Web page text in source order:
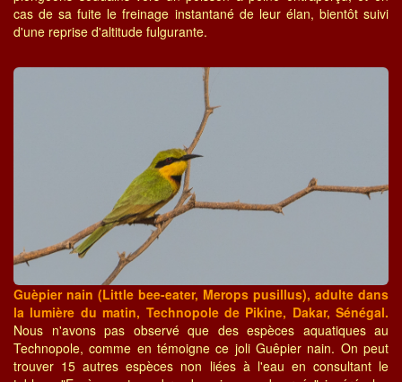
cas de sa fuite le freinage instantané de leur élan, bientôt suivi
d'une reprise d'altitude fulgurante.
Guèpier nain (Little bee-eater, Merops pusillus), adulte dans
la lumière du matin, Technopole de Pikine, Dakar, Sénégal.
Nous n'avons pas observé que des espèces aquatiques au
Technopole, comme en témoigne ce joli Guêpier nain. On peut
trouver 15 autres espèces non liées à l'eau en consultant le